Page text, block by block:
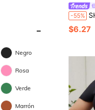
Negro
Rosa
Verde
Marrón
-55%
$6.27